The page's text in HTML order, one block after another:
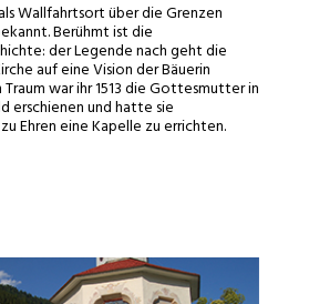
Wallfahrtsort über die Grenzen
Berühmt ist die
der Legende nach geht die
auf eine Vision der Bäuerin
Traum war ihr 1513 die Gottesmutter in
erschienen und hatte sie
Ehren eine Kapelle zu errichten.